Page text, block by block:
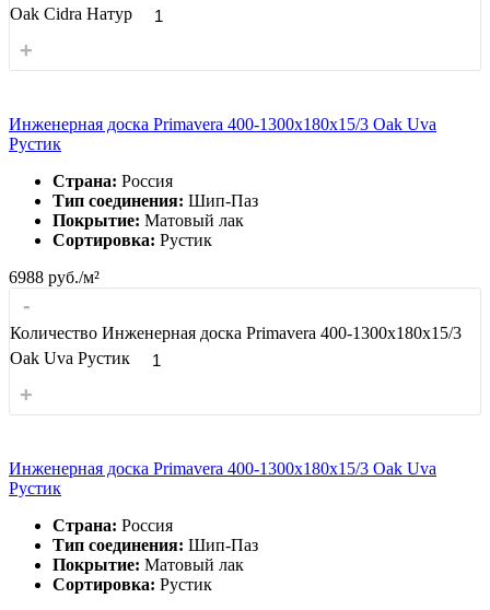
Oak Cidra Натур
+
Инженерная доска Primavera 400-1300х180х15/3 Oak Uva
Рустик
Страна: Россия
Тип соединения: Шип-Паз
Покрытие: Матовый лак
Сортировка: Рустик
6988 руб./м²
-
Количество Инженерная доска Primavera 400-1300х180х15/3
Oak Uva Рустик
+
Инженерная доска Primavera 400-1300х180х15/3 Oak Uva
Рустик
Страна: Россия
Тип соединения: Шип-Паз
Покрытие: Матовый лак
Сортировка: Рустик